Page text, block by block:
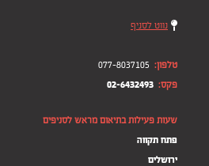
נווט לסניף
טלפון: 077-8037105
פקס:
שעות פעילות בתיאום מראש לסניפים
פתח תקווה
ירושלים